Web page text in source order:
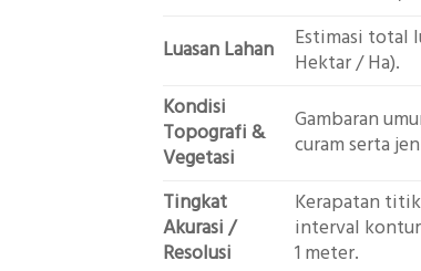
Luasan Lahan
Estimasi total
Hektar / Ha).
Kondisi
Topografi &
Vegetasi
Gambaran
curam serta
Tingkat
Akurasi /
Resolusi
Kerapatan
interval
1 meter.